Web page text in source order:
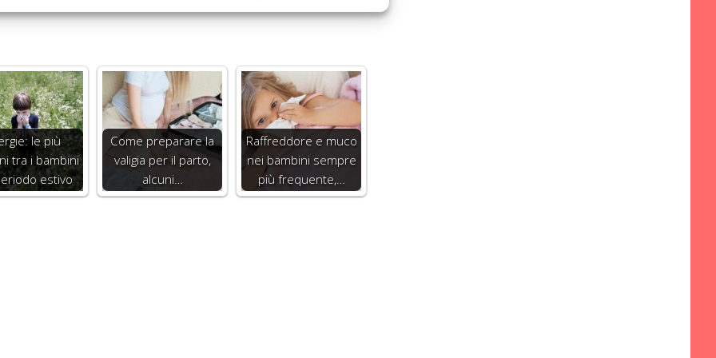
le più
tra i bambini
estivo
Come preparare la
valigia per il parto,
alcuni…
Raffreddore e muco
nei bambini sempre
più frequente,…